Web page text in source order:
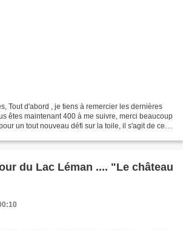
Tout d'abord , je tiens à remercier les dernières
êtes maintenant 400 à me suivre, merci beaucoup
un tout nouveau défi sur la toile, il s'agit de celui
du Lac Léman .... "Le château